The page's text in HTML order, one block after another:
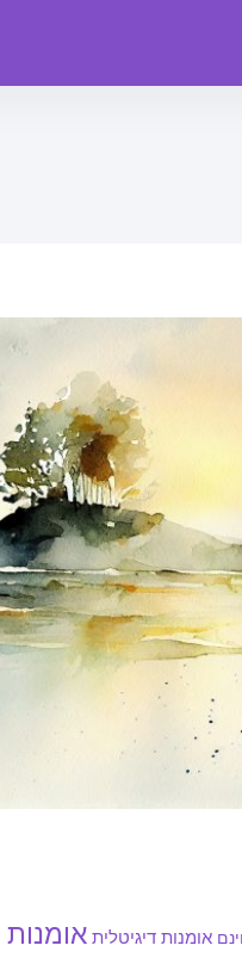
אומנות דיגיטלית